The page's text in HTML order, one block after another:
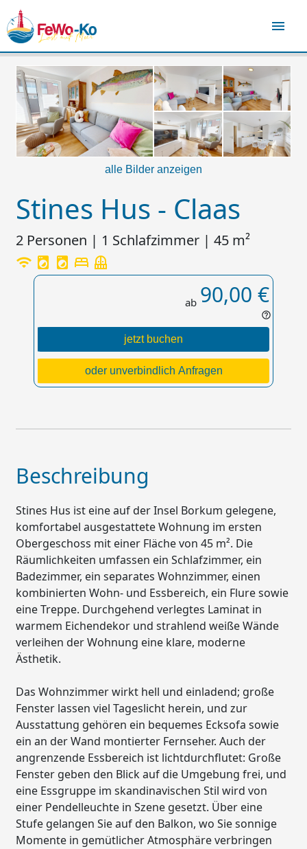
menu
alle Bilder anzeigen
Stines Hus - Claas
2 Personen | 1 Schlafzimmer | 45 m²
wifi local_laundry_service local_laundry_service bed balcony
ab 90,00 €
help_outline
jetzt buchen
oder unverbindlich Anfragen
Beschreibung
Stines Hus ist eine auf der Insel Borkum gelegene,
komfortabel ausgestattete Wohnung im ersten
Obergeschoss mit einer Fläche von 45 m². Die
Räumlichkeiten umfassen ein Schlafzimmer, ein
Badezimmer, ein separates Wohnzimmer, einen
kombinierten Wohn- und Essbereich, ein Flure sowie
eine Treppe. Durchgehend verlegtes Laminat in
warmem Eichendekor und strahlend weiße Wände
verleihen der Wohnung eine klare, moderne
Ästhetik.
Das Wohnzimmer wirkt hell und einladend; große
Fenster lassen viel Tageslicht herein, und zur
Ausstattung gehören ein bequemes Ecksofa sowie
ein an der Wand montierter Fernseher. Auch der
angrenzende Essbereich ist lichtdurchflutet: Große
Fenster geben den Blick auf die Umgebung frei, und
eine Essgruppe im skandinavischen Stil wird von
einer Pendelleuchte in Szene gesetzt. Über eine
Stufe gelangen Sie auf den Balkon, wo Sie sonnige
Momente in gemütlicher Atmosphäre verbringen